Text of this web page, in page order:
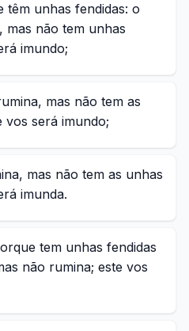
têm unhas fendidas: o
mas não tem unhas
imundo;
mas não tem as
vos será imundo;
mas não tem as unhas
imunda.
tem unhas fendidas
não rumina; este vos